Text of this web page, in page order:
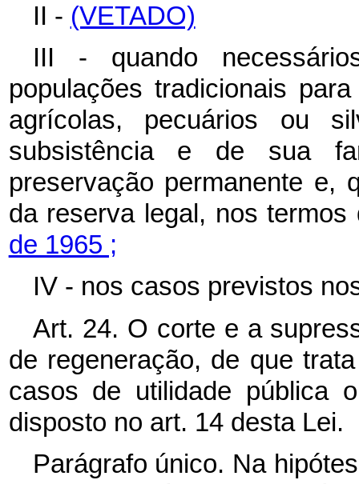
II - (VETADO)
III - quando
populações tradicionais
agrícolas, pecuários ou
subsistência e de sua
preservação permanente e,
da reserva legal, nos
de 1965 ;
IV - nos casos previstos
Art. 24. O corte e a
de regeneração, de que
casos de utilidade pública
disposto no art. 14 desta Lei.
Parágrafo único. Na